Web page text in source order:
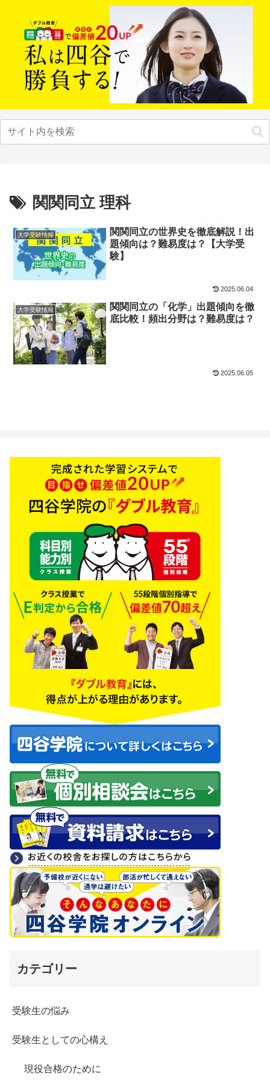
関関同立 理科
大学受験情報
関関同立の世界史を徹底解説！出
題傾向は？難易度は？【大学受
験】
2025.06.04
大学受験情報
関関同立の「化学」出題傾向を徹
底比較！頻出分野は？難易度は？
2025.06.05
カテゴリー
受験生の悩み
受験生としての心構え
現役合格のために